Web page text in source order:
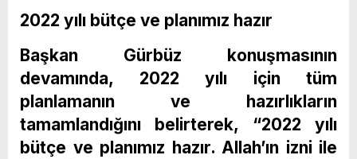
2022 yılı bütçe ve planımız hazır
Başkan Gürbüz konuşmasının
devamında, 2022 yılı için tüm
planlamanın ve hazırlıkların
tamamlandığını belirterek, “2022 yılı
bütçe ve planımız hazır. Allah’ın izni ile